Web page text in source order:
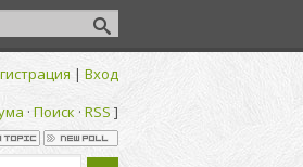
| Вход
· Поиск · RSS ]